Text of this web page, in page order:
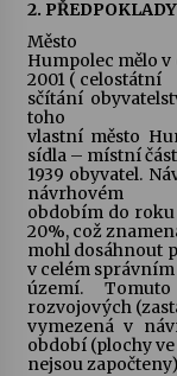
2.
Město
Humpolec mělo v
2001 ( celostátní
sčítání
toho
vlastní město
sídla – místní
1939 obyvatel.
návrhovém
obdobím do
20%, což
mohl dosáhnout
v celém správním
území.
rozvojových
vymezená v
období (plochy
nejsou